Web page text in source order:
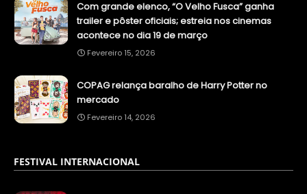
Com grande elenco, “O Velho Fusca” ganha
trailer e pôster oficiais; estreia nos cinemas
acontece no dia 19 de março
Fevereiro 15, 2026
COPAG relança baralho de Harry Potter no
mercado
Fevereiro 14, 2026
FESTIVAL INTERNACIONAL